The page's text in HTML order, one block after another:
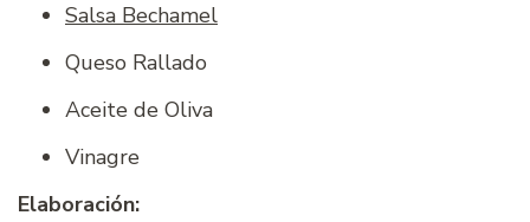
Salsa Bechamel
Queso Rallado
Aceite de Oliva
Vinagre
Elaboración: